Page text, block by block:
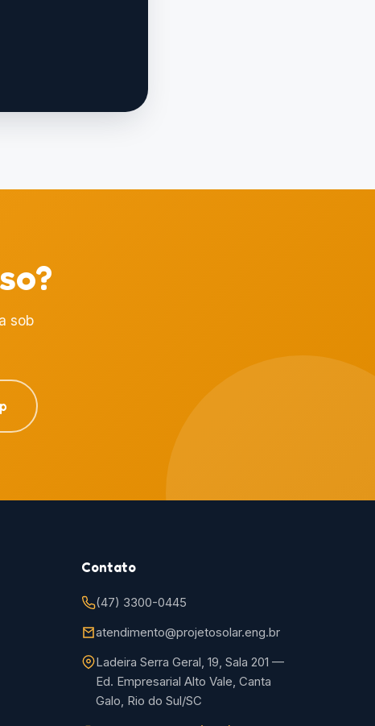
sob
Contato
(47) 3300-0445
atendimento@projetosolar.eng.br
Ladeira Serra Geral, 19, Sala 201 —
Ed. Empresarial Alto Vale, Canta
Galo, Rio do Sul/SC